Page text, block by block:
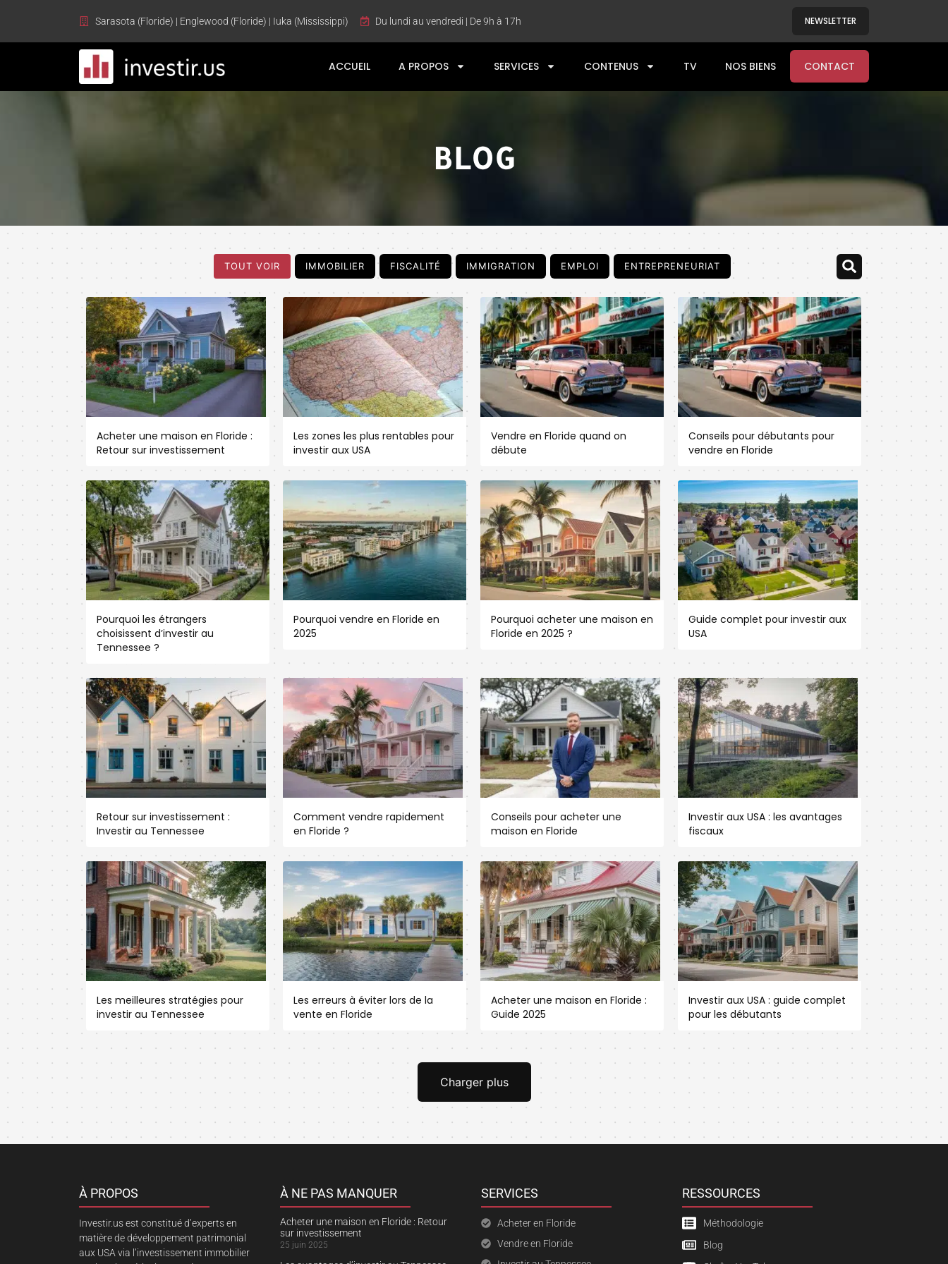
Sarasota (Floride) | Englewood (Floride) | Iuka (Mississippi) Du lundi au vendredi | De 9h à 17h NEWSLETTER
ACCUEIL A PROPOS SERVICES CONTENUS TV NOS BIENS CONTACT
BLOG
TOUT VOIR IMMOBILIER FISCALITÉ IMMIGRATION EMPLOI ENTREPRENEURIAT
Acheter une maison en Floride :
Retour sur investissement
Les zones les plus rentables pour
investir aux USA
Vendre en Floride quand on
débute
Conseils pour débutants pour
vendre en Floride
Pourquoi les étrangers
choisissent d’investir au
Tennessee ?
Pourquoi vendre en Floride en
2025
Pourquoi acheter une maison en
Floride en 2025 ?
Guide complet pour investir aux
USA
Retour sur investissement :
Investir au Tennessee
Comment vendre rapidement
en Floride ?
Conseils pour acheter une
maison en Floride
Investir aux USA : les avantages
fiscaux
Les meilleures stratégies pour
investir au Tennessee
Les erreurs à éviter lors de la
vente en Floride
Acheter une maison en Floride :
Guide 2025
Investir aux USA : guide complet
pour les débutants
Charger plus
À PROPOS
Investir.us est constitué d’experts en
matière de développement patrimonial
aux USA via l’investissement immobilier
À NE PAS MANQUER
Acheter une maison en Floride : Retour
sur investissement
25 juin 2025
SERVICES
Acheter en Floride
Vendre en Floride
RESSOURCES
Méthodologie
Blog